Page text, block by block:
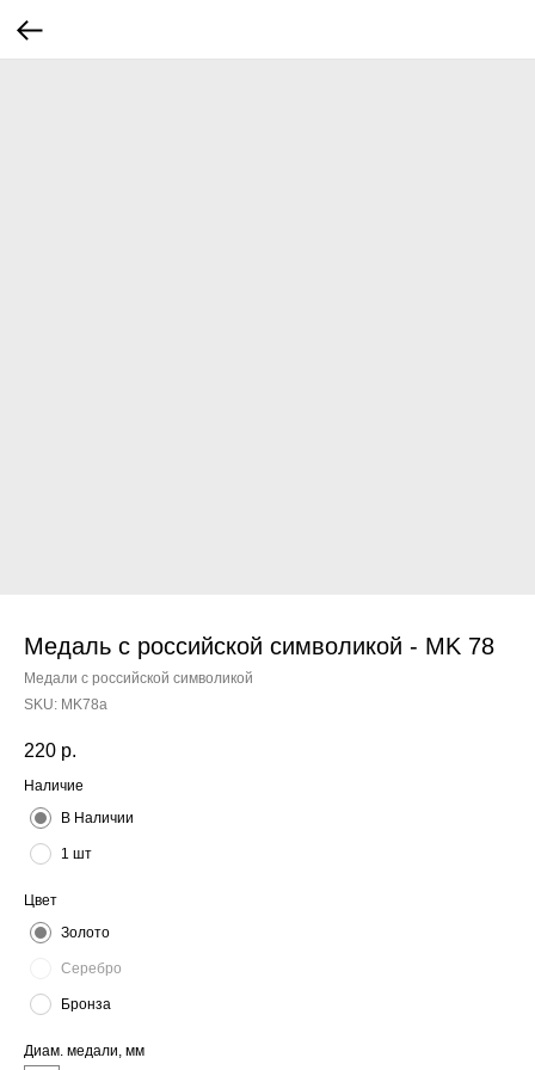
Медаль с российской символикой - MK 78
Медали с российской символикой
SKU: MK78a
220 р.
Наличие
В Наличии
1 шт
Цвет
Золото
Серебро
Бронза
Диам. медали, мм